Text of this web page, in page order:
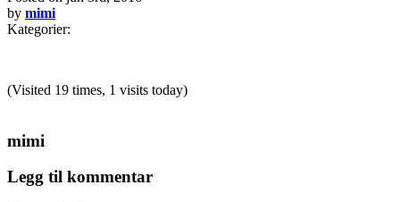
by mimi
Kategorier:
(Visited 19 times, 1 visits today)
mimi
Legg til kommentar